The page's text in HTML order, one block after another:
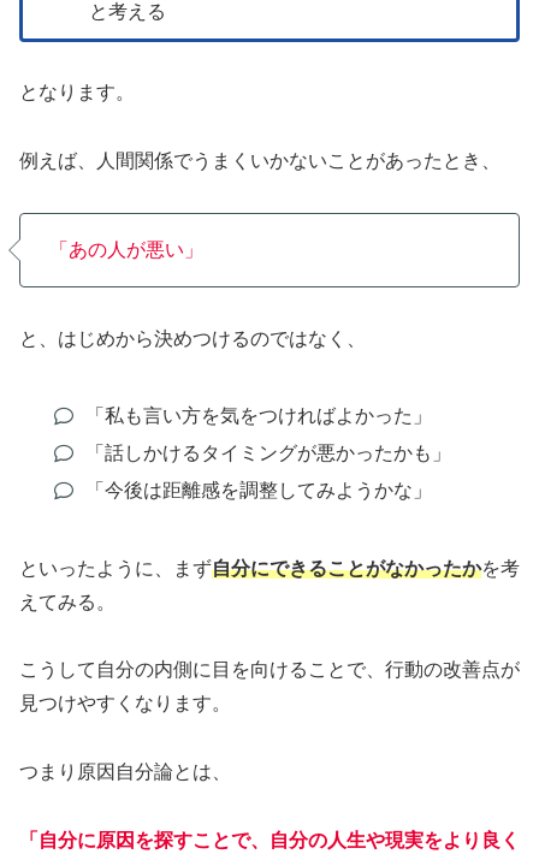
と考える
となります。
例えば、人間関係でうまくいかないことがあったとき、
「あの人が悪い」
と、はじめから決めつけるのではなく、
「私も言い方を気をつければよかった」
「話しかけるタイミングが悪かったかも」
「今後は距離感を調整してみようかな」
といったように、まず自分にできることがなかったかを考
えてみる。
こうして自分の内側に目を向けることで、行動の改善点が
見つけやすくなります。
つまり原因自分論とは、
「自分に原因を探すことで、自分の人生や現実をより良く